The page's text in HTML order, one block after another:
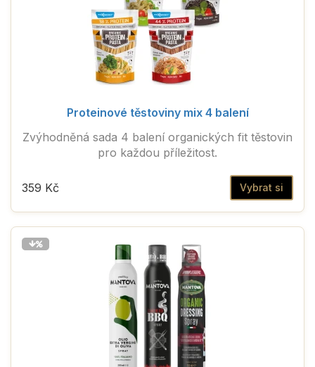
Proteinové těstoviny mix 4 balení
Zvýhodněná sada 4 balení organických fit těstovin
pro každou příležitost.
Vybrat si
359 Kč